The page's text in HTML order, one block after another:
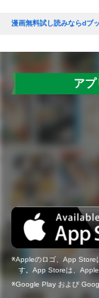
漫画無料試し読みならdブ
アプ
Appleのロゴ、App Store
す。App Storeは、Apple
Google Play および